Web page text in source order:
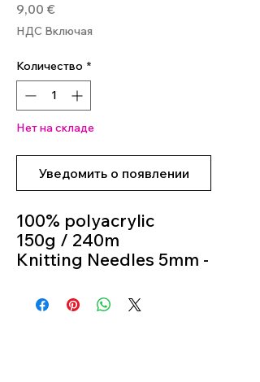
9,00 €
НДС Включая
Количество *
Нет на складе
Уведомить о появлении
100% polyacrylic
150g / 240m
Knitting Needles 5mm -
Colour 12